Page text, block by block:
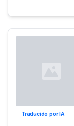
Traducido por IA